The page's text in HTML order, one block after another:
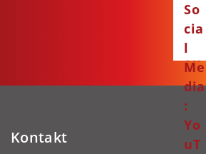
ce
bo
ok
So
cia
l
Me
dia
:
Yo
uT
Kontakt